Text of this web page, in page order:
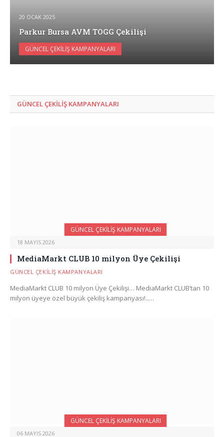
20 OCAK 2025
Parkur Bursa AVM TOGG Çekilişi
GÜNCEL ÇEKILIŞ KAMPANYALARI
GÜNCEL ÇEKILIŞ KAMPANYALARI
GÜNCEL ÇEKILIŞ KAMPANYALARI
18 MAYIS 2026
MediaMarkt CLUB 10 milyon Üye Çekilişi
GÜNCEL ÇEKILIŞ KAMPANYALARI
MediaMarkt CLUB 10 milyon Üye Çekilişi… MediaMarkt CLUB’tan 10
milyon üyeye özel büyük çekiliş kampanyası!..…
GÜNCEL ÇEKILIŞ KAMPANYALARI
06 MAYIS 2026